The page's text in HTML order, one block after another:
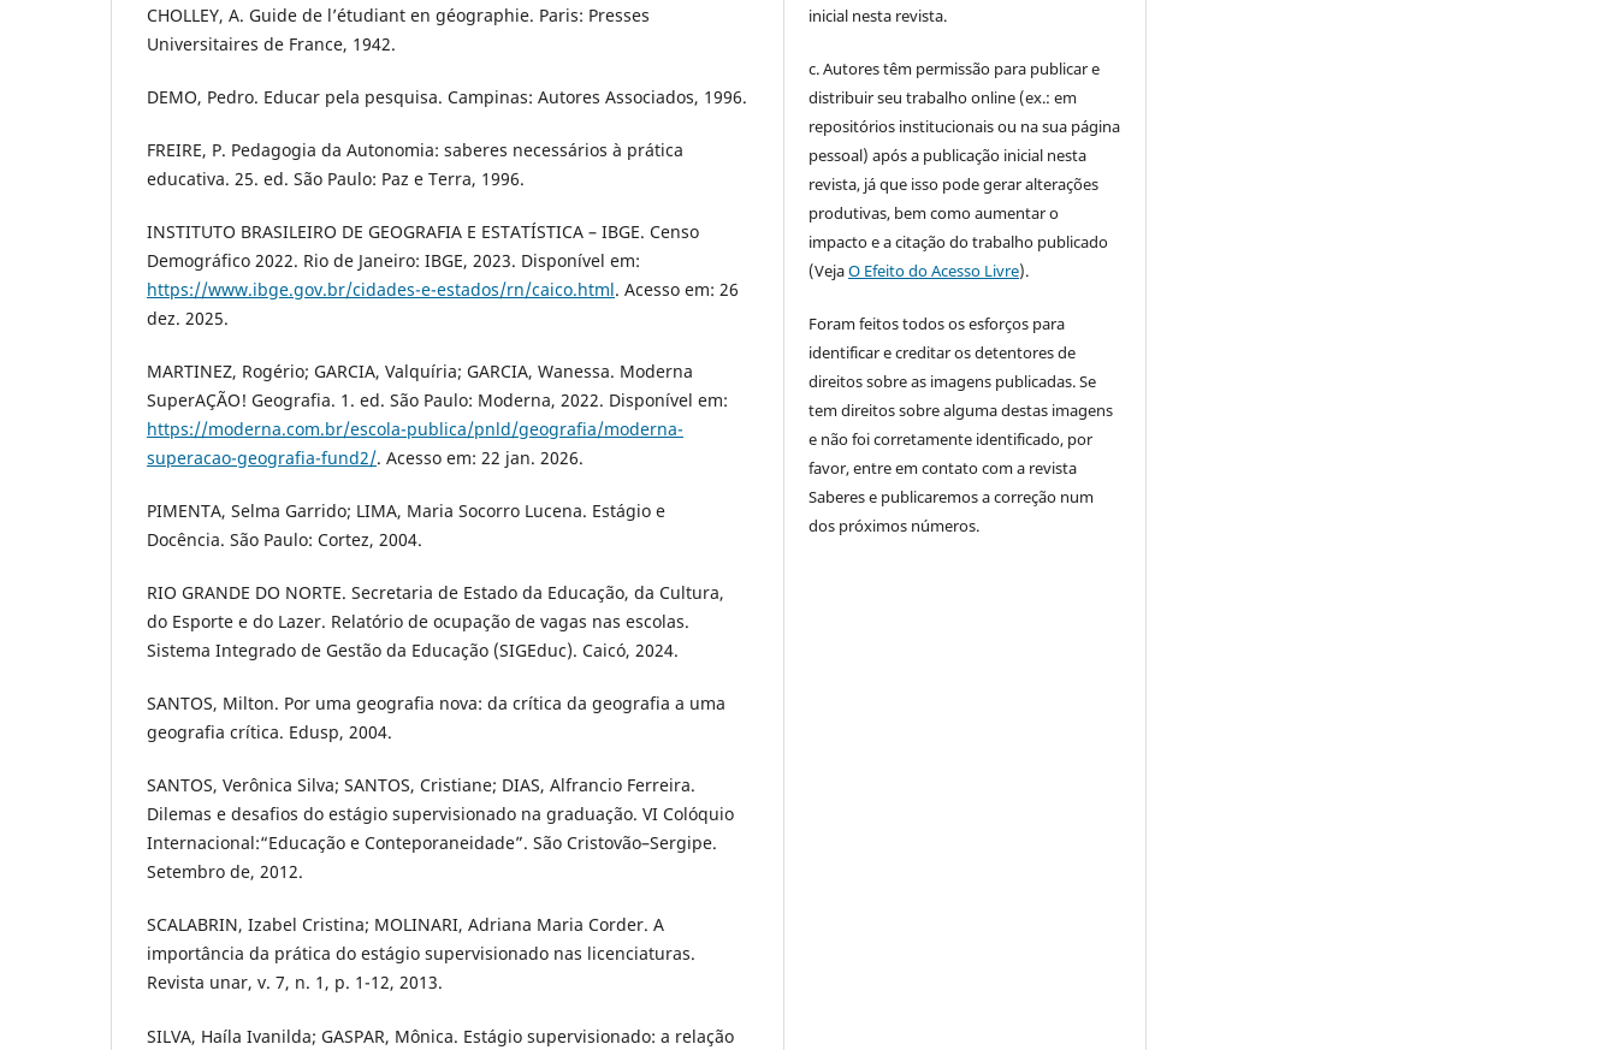
CHOLLEY, A. Guide de l’étudiant en géographie. Paris: Presses
Universitaires de France, 1942.
DEMO, Pedro. Educar pela pesquisa. Campinas: Autores Associados, 1996.
FREIRE, P. Pedagogia da Autonomia: saberes necessários à prática
educativa. 25. ed. São Paulo: Paz e Terra, 1996.
INSTITUTO BRASILEIRO DE GEOGRAFIA E ESTATÍSTICA – IBGE. Censo
Demográfico 2022. Rio de Janeiro: IBGE, 2023. Disponível em:
https://www.ibge.gov.br/cidades-e-estados/rn/caico.html. Acesso em: 26
dez. 2025.
MARTINEZ, Rogério; GARCIA, Valquíria; GARCIA, Wanessa. Moderna
SuperAÇÃO! Geografia. 1. ed. São Paulo: Moderna, 2022. Disponível em:
https://moderna.com.br/escola-publica/pnld/geografia/moderna-
superacao-geografia-fund2/. Acesso em: 22 jan. 2026.
PIMENTA, Selma Garrido; LIMA, Maria Socorro Lucena. Estágio e
Docência. São Paulo: Cortez, 2004.
RIO GRANDE DO NORTE. Secretaria de Estado da Educação, da Cultura,
do Esporte e do Lazer. Relatório de ocupação de vagas nas escolas.
Sistema Integrado de Gestão da Educação (SIGEduc). Caicó, 2024.
SANTOS, Milton. Por uma geografia nova: da crítica da geografia a uma
geografia crítica. Edusp, 2004.
SANTOS, Verônica Silva; SANTOS, Cristiane; DIAS, Alfrancio Ferreira.
Dilemas e desafios do estágio supervisionado na graduação. VI Colóquio
Internacional:“Educação e Conteporaneidade”. São Cristovão–Sergipe.
Setembro de, 2012.
SCALABRIN, Izabel Cristina; MOLINARI, Adriana Maria Corder. A
importância da prática do estágio supervisionado nas licenciaturas.
Revista unar, v. 7, n. 1, p. 1-12, 2013.
SILVA, Haíla Ivanilda; GASPAR, Mônica. Estágio supervisionado: a relação
inicial nesta revista.
c. Autores têm permissão para publicar e
distribuir seu trabalho online (ex.: em
repositórios institucionais ou na sua página
pessoal) após a publicação inicial nesta
revista, já que isso pode gerar alterações
produtivas, bem como aumentar o
impacto e a citação do trabalho publicado
(VejaO Efeito do Acesso Livre).
Foram feitos todos os esforços para
identificar e creditar os detentores de
direitos sobre as imagens publicadas. Se
tem direitos sobre alguma destas imagens
e não foi corretamente identificado, por
favor, entre em contato com a revista
Saberes e publicaremos a correção num
dos próximos números.